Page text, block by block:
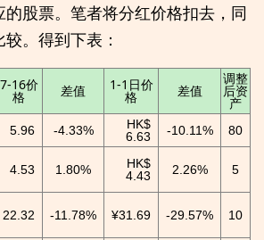
股票。笔者将分红价格扣去，同
。得到下表：
7-16价
格 差值 1-1日价
格 差值
调整
后资
产
5.96 -4.33%
HK$
6.63
-10.11%
80
4.53 1.80%
HK$
4.43
2.26% 5
22.32 -11.78% ¥31.69 -29.57% 10